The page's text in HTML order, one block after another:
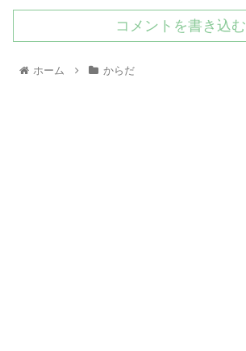
コメントを書き込む
ホーム からだ